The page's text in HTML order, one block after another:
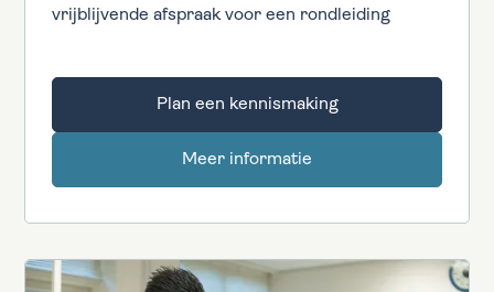
vrijblijvende afspraak voor een rondleiding
Plan een kennismaking
Meer informatie